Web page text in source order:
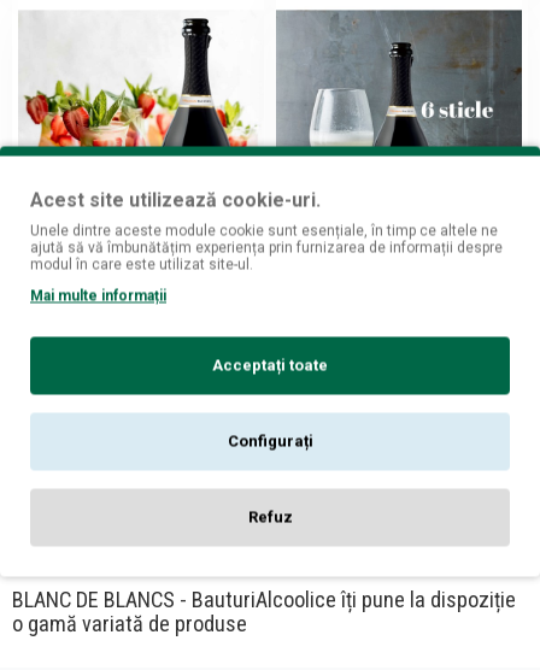
MARZZA
Marzza Millesimato Blanc de
Ați ajuns la sfârșitul listei de produse.
BLANC DE BLANCS - BauturiAlcoolice îți pune la dispoziție
o gamă variată de produse
Acest site utilizează cookie-uri.
Unele dintre aceste module cookie sunt esențiale, în timp ce altele ne
ajută să vă îmbunătățim experiența prin furnizarea de informații despre
modul în care este utilizat site-ul.
Mai multe informații
Acceptați toate
Configurați
Refuz